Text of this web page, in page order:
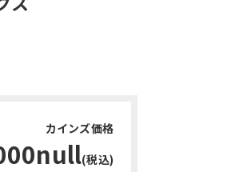
カインズ価格
(税込)